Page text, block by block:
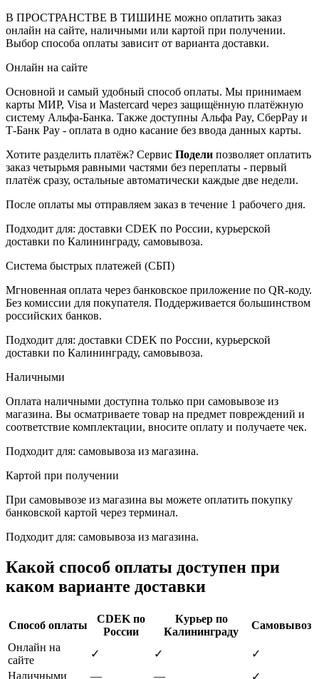
В ПРОСТРАНСТВЕ В ТИШИНЕ можно оплатить заказ
онлайн на сайте, наличными или картой при получении.
Выбор способа оплаты зависит от варианта доставки.
Онлайн на сайте
Основной и самый удобный способ оплаты. Мы принимаем
карты МИР, Visa и Mastercard через защищённую платёжную
систему Альфа-Банка. Также доступны Альфа Pay, СберPay и
Т-Банк Pay - оплата в одно касание без ввода данных карты.
Хотите разделить платёж? Сервис Подели позволяет оплатить
заказ четырьмя равными частями без переплаты - первый
платёж сразу, остальные автоматически каждые две недели.
После оплаты мы отправляем заказ в течение 1 рабочего дня.
Подходит для: доставки CDEK по России, курьерской
доставки по Калининграду, самовывоза.
Система быстрых платежей (СБП)
Мгновенная оплата через банковское приложение по QR-коду.
Без комиссии для покупателя. Поддерживается большинством
российских банков.
Подходит для: доставки CDEK по России, курьерской
доставки по Калининграду, самовывоза.
Наличными
Оплата наличными доступна только при самовывозе из
магазина. Вы осматриваете товар на предмет повреждений и
соответствие комплектации, вносите оплату и получаете чек.
Подходит для: самовывоза из магазина.
Картой при получении
При самовывозе из магазина вы можете оплатить покупку
банковской картой через терминал.
Подходит для: самовывоза из магазина.
Какой способ оплаты доступен при
каком варианте доставки
Способ оплаты
CDEK по
России
Курьер по
Калининграду
Самовывоз
Онлайн на
сайте
✓ ✓
✓
Наличными
— — ✓